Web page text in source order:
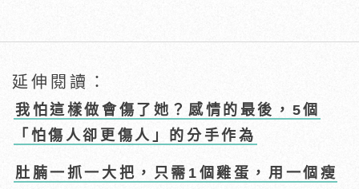
延伸閱讀：
我怕這樣做會傷了她？感情的最後，5個
「怕傷人卻更傷人」的分手作為
肚腩一抓一大把，只需1個雞蛋，用一個瘦